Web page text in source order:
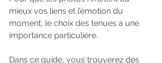
mieux vos liens et l’émotion du
moment, le choix des tenues a une
importance particulière.
Dans ce guide, vous trouverez des